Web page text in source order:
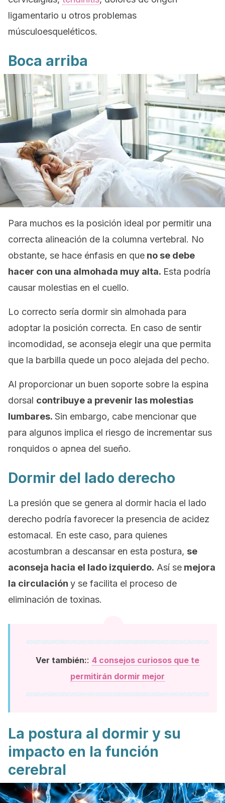
ligamentario u otros problemas
músculoesqueléticos.
Boca arriba
Para muchos es la posición ideal por permitir una
correcta alineación de la columna vertebral. No
obstante, se hace énfasis en que no se debe
hacer con una almohada muy alta. Esta podría
causar molestias en el cuello.
Lo correcto sería dormir sin almohada para
adoptar la posición correcta. En caso de sentir
incomodidad, se aconseja elegir una que permita
que la barbilla quede un poco alejada del pecho.
Al proporcionar un buen soporte sobre la espina
dorsal contribuye a prevenir las molestias
lumbares. Sin embargo, cabe mencionar que
para algunos implica el riesgo de incrementar sus
ronquidos o apnea del sueño.
Dormir del lado derecho
La presión que se genera al dormir hacia el lado
derecho podría favorecer la presencia de acidez
estomacal. En este caso, para quienes
acostumbran a descansar en esta postura, se
aconseja hacia el lado izquierdo. Así se mejora
la circulación y se facilita el proceso de
eliminación de toxinas.
Ver también:: 4 consejos curiosos que te
permitirán dormir mejor
La postura al dormir y su
impacto en la función
cerebral